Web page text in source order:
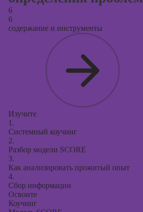
6
6
содержание и инструменты
Изучите
1.
Системный коучинг
2.
Разбор модели SCORE
3.
Как анализировать прожитый опыт
4.
Сбор информации
Освоите
Коучинг